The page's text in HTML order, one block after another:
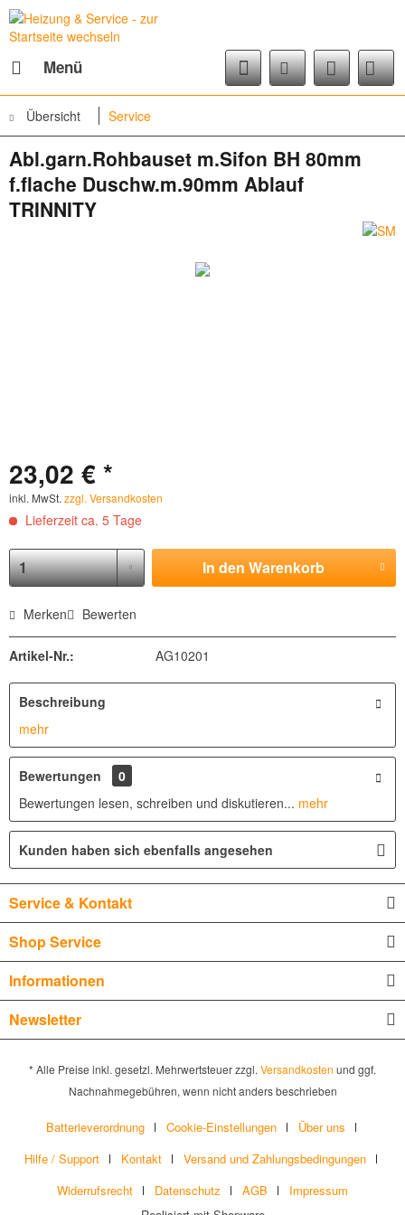
Menü
Übersicht Service
Abl.garn.Rohbause­t m.Sifon BH 80mm
f.flache Duschw.m.90mm Ablauf
TRINNITY
23,02 € *
inkl. MwSt. zzgl. Versandkosten
Lieferzeit ca. 5 Tage
In denWarenkorb
Merken Bewerten
Artikel-Nr.: AG10201
Beschreibung
mehr
Bewertungen
0
Bewertungen lesen, schreiben und diskutieren... mehr
Kunden haben sich ebenfalls angesehen
Service & Kontakt
Shop Service
Informationen
Newsletter
* Alle Preise inkl. gesetzl. Mehrwertsteuer zzgl. Versandkosten und ggf.
Nachnahmegebühren, wenn nicht anders beschrieben
Batterieverordnung Cookie-Einstellungen
Über uns
Hilfe / Support
Kontakt
Versand und Zahlungsbedingungen
Widerrufsrecht
Datenschutz AGB
Impressum